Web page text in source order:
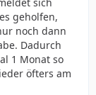
geholfen,
noch dann
Dadurch
1 Monat so
öfters am